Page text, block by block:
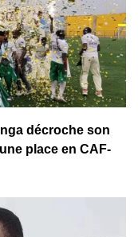
décroche son
place en CAF-